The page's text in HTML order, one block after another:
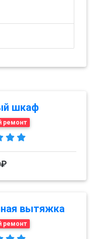
шкаф
ремонт
вытяжка
ремонт